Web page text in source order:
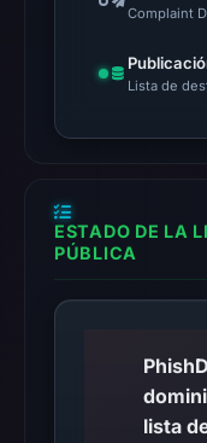
Complaint
Lista de
ESTADO DE LA
PÚBLICA
lista